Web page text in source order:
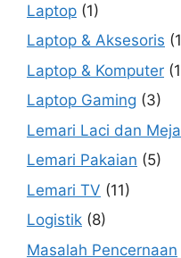
Laptop (1)
Laptop & Aksesoris
Laptop & Komputer
Laptop Gaming (3)
Lemari Laci dan
Lemari Pakaian (5)
Lemari TV (11)
Logistik (8)
Masalah Pencernaan